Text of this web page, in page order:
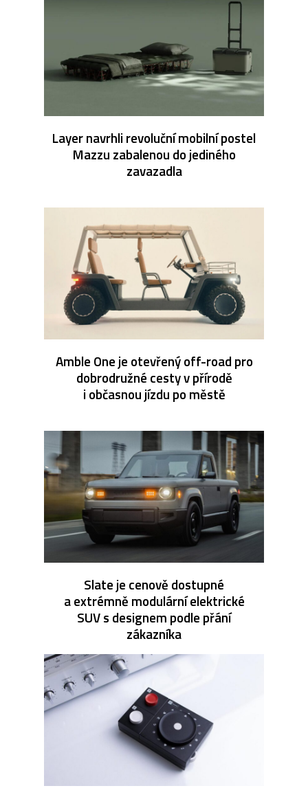
Layer navrhli revoluční mobilní postel
Mazzu zabalenou do jediného
zavazadla
Amble One je otevřený off-road pro
dobrodružné cesty v přírodě
i občasnou jízdu po městě
Slate je cenově dostupné
a extrémně modulární elektrické
SUV s designem podle přání
zákazníka